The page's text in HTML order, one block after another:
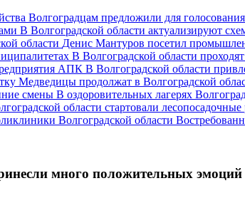
Волгоградцам предложили для голосования
В Волгоградской области актуализируют
Денис Мантуров посетил
В Волгоградской области
В Волгоградской области
Медведицы продолжат в Волгоградской
В оздоровительных лагерях
области стартовали
много положительных эмоций